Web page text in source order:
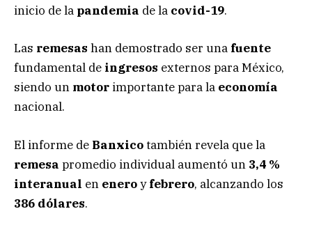
inicio de la pandemia de la covid-19.
Las remesas han demostrado ser una fuente
fundamental de ingresos externos para México,
siendo un motor importante para la economía
nacional.
El informe de Banxicotambién revela que la
remesa promedio individual aumentó un 3,4 %
interanual en eneroyfebrero, alcanzando los
386 dólares.